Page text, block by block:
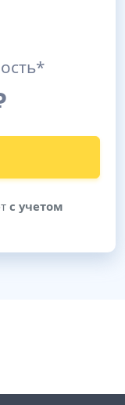
с учетом